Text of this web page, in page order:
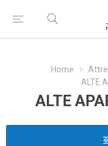
Home
ALTE
ALTE